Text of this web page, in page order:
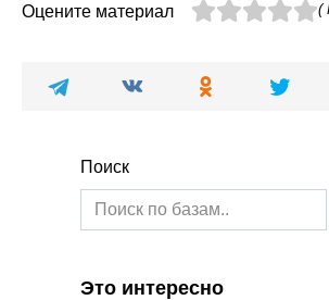
Оцените материал (
Поиск
Это интересно